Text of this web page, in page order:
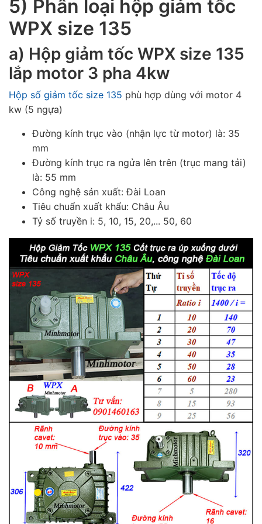
5) Phân loại hộp giảm tốc
WPX size 135
a) Hộp giảm tốc WPX size 135
lắp motor 3 pha 4kw
Hộp số giảm tốc size 135 phù hợp dùng với motor 4
kw (5 ngựa)
Đường kính trục vào (nhận lực từ motor) là: 35
mm
Đường kính trục ra ngửa lên trên (trục mang tải)
là: 55 mm
Công nghệ sản xuất: Đài Loan
Tiêu chuẩn xuất khẩu: Châu Âu
Tỷ số truyền i: 5, 10, 15, 20,... 50, 60